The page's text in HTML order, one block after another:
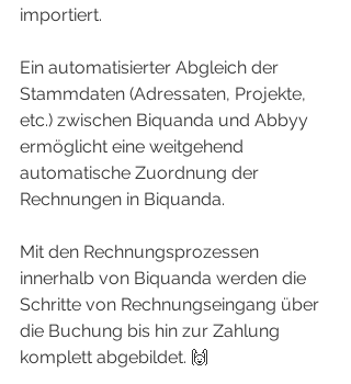
importiert.
Ein automatisierter Abgleich der
Stammdaten (Adressaten, Projekte,
etc.) zwischen Biquanda und Abbyy
ermöglicht eine weitgehend
automatische Zuordnung der
Rechnungen in Biquanda.
Mit den Rechnungsprozessen
innerhalb von Biquanda werden die
Schritte von Rechnungseingang über
die Buchung bis hin zur Zahlung
komplett abgebildet. 🙌